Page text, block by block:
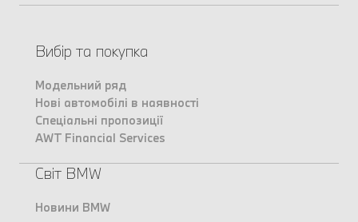
Вибір та покупка
Модельний ряд
Нові автомобілі в наявності
Спеціальні пропозиції
AWT Financial Services
Світ BMW
Новини BMW